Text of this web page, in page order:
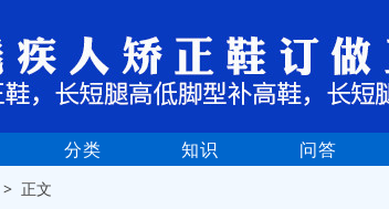
分类 知识 问答
> 正文